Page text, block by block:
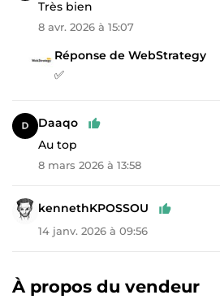
Très bien
8 avr. 2026 à 15:07
Réponse de WebStrategy
✅
Daaqo
Au top
8 mars 2026 à 13:58
kennethKPOSSOU
14 janv. 2026 à 09:56
À propos du vendeur